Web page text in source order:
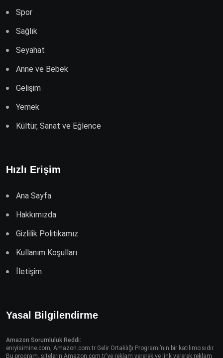
Spor
Sağlık
Seyahat
Anne ve Bebek
Gelişim
Yemek
Kültür, Sanat ve Eğlence
Hızlı Erişim
Ana Sayfa
Hakkımızda
Gizlilik Politikamız
Kullanım Koşulları
İletişim
Yasal Bilgilendirme
Amazon Sorumluluk Reddi:
eniyisimine.com, Amazon.com.tr Gelir Ortaklığı Programı’nın bir katılımcısıdır.
Bu program, sitelerin Amazon.com.tr’ye reklam vererek ve link vererek reklam